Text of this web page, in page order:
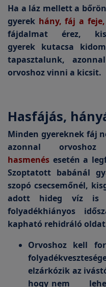
Ha a láz mellett a
gyerek hány, fáj a feje,
fájdalmat érez,
gyerek kutacsa
tapasztalunk,
orvoshoz vinni a kicsit.
Hasfájás,
Minden gyereknek fáj
azonnal
hasmenés esetén a
Szoptatott babánál
szopó csecsemőnél,
adott hideg víz is
folyadékhiányos
kapható rehidráló
Orvoshoz kell
elzárkózik az
hogy nem lehet